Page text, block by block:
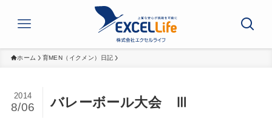
ホーム 育MEN（イクメン）日記
バレーボール大会 Ⅲ
2014
8/06